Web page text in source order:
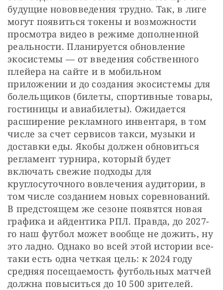
будущие нововведения трудно. Так, в лиге
могут появиться токены и возможности
просмотра видео в режиме дополненной
реальности. Планируется обновление
экосистемы — от введения собственного
плейера на сайте и в мобильном
приложении и до создания экосистемы для
болельщиков (билеты, спортивные товары,
гостиницы и авиабилеты). Ожидается
расширение рекламного инвентаря, в том
числе за счет сервисов такси, музыки и
доставки еды. Якобы должен обновиться
регламент турнира, который будет
включать свежие подходы для
круглосуточного вовлечения аудитории, в
том числе созданием новых соревнований.
В предстоящем же сезоне появятся новая
графика и айдентика РПЛ. Правда, до 2027-
го наш футбол может вообще не дожить, ну
это ладно. Однако во всей этой истории все-
таки есть одна четкая цель: к 2024 году
средняя посещаемость футбольных матчей
должна повыситься до 10 500 зрителей.